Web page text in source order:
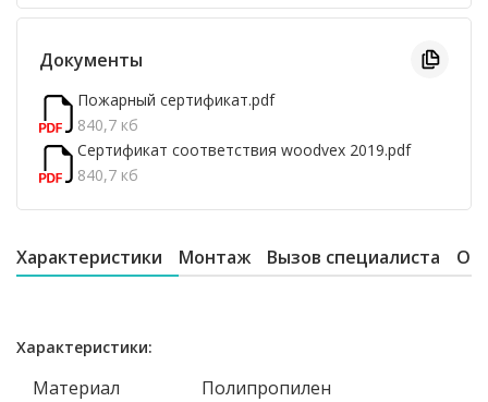
Документы
Пожарный сертификат.pdf
840,7 кб
Сертификат соответствия woodvex 2019.pdf
840,7 кб
Характеристики Монтаж Вызов специалиста
Характеристики:
Материал Полипропилен